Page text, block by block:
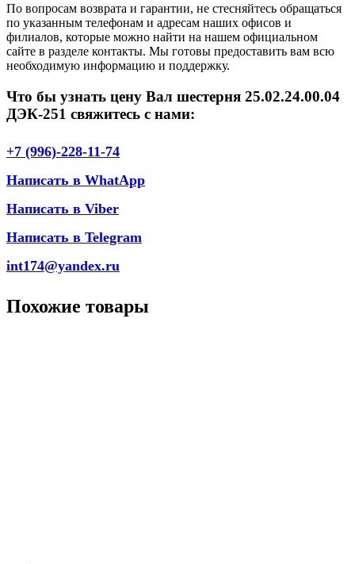
По вопросам возврата и гарантии, не стесняйтесь обращаться
по указанным телефонам и адресам наших офисов и
филиалов, которые можно найти на нашем официальном
сайте в разделе контакты. Мы готовы предоставить вам всю
необходимую информацию и поддержку.
Что бы узнать цену Вал шестерня 25.02.24.00.04
ДЭК-251 свяжитесь с нами:
+7 (996)-228-11-74
Написать в WhatApp
Написать в Viber
Написать в Telegram
int174@yandex.ru
Похожие товары